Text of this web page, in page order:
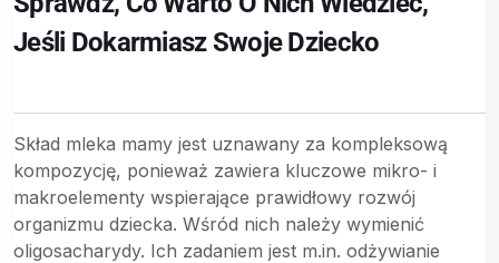
Jeśli Dokarmiasz Swoje Dziecko
Skład mleka mamy jest uznawany za kompleksową
kompozycję, ponieważ zawiera kluczowe mikro- i
makroelementy wspierające prawidłowy rozwój
organizmu dziecka. Wśród nich należy wymienić
oligosacharydy. Ich zadaniem jest m.in. odżywianie